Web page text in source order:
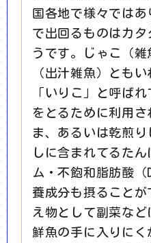
国各地で様々では
で出回るものはカ
うです。じゃこ（雑
（出汁雑魚）とも
「いりこ」と呼ば
をとるために利用
ま、あるいは乾煎
しに含まれてるた
ム・不飽和脂肪酸（
養成分も摂ること
え物として副菜な
鮮魚の手に入りに